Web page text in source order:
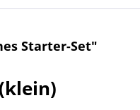
Starter-Set"